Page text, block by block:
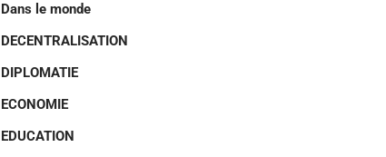
Dans le monde
DECENTRALISATION
DIPLOMATIE
ECONOMIE
EDUCATION